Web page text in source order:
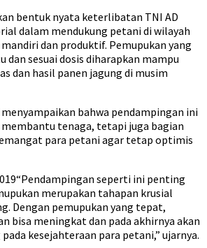
bentuk nyata keterlibatan TNI AD
dalam mendukung petani di wilayah
dan produktif. Pemupukan yang
dan sesuai dosis diharapkan mampu
dan hasil panen jagung di musim
menyampaikan bahwa pendampingan ini
membantu tenaga, tetapi juga bagian
para petani agar tetap optimis
“Pendampingan seperti ini penting
merupakan tahapan krusial
Dengan pemupukan yang tepat,
bisa meningkat dan pada akhirnya akan
kesejahteraan para petani,” ujarnya.